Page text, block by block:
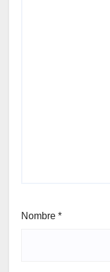
Nombre *